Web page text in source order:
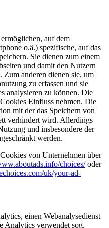
auf dem
o.ä.) spezifische, auf das
Sie dienen zum einem
und damit den Nutzern
anderen dienen sie, um
zu erfassen und sie
analysieren zu können. Die
Einfluss nehmen. Die
mit der das Speichern von
verhindert wird. Allerdings
und insbesondere der
werden.
von Unternehmen über
choices/oder
uk/your-ad-
einen Webanalysedienst
Analytics verwendet sog.